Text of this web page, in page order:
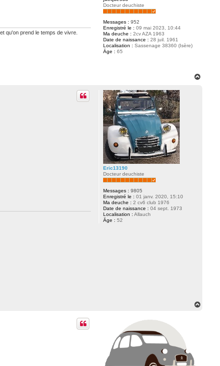
Docteur deuchiste
Messages : 952
Enregistré le : 09 mai 2023, 10:44
Ma deuche : 2cv AZA 1963
Date de naissance : 28 juil. 1961
Localisation : Sassenage 38360 (Isère)
Âge : 65
qu'on prend le temps de vivre.
Eric13190
Docteur deuchiste
Messages : 9805
Enregistré le : 01 janv. 2020, 15:10
Ma deuche : 2 cv6 club 1976
Date de naissance : 04 sept. 1973
Localisation : Allauch
Âge : 52